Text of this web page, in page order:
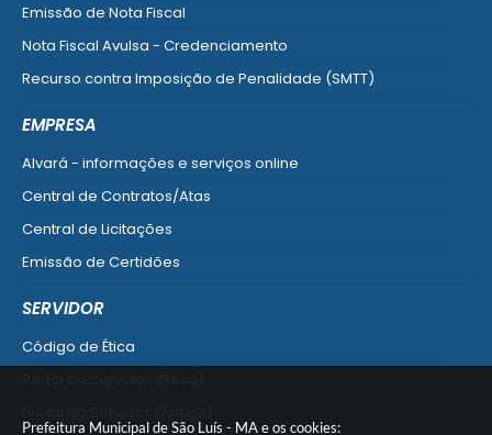
Prefeitura Municipal de São Luís - MA e os cookies:
Emissão de Nota Fiscal
Nota Fiscal Avulsa - Credenciamento
Recurso contra Imposição de Penalidade (SMTT)
EMPRESA
Alvará - informações e serviços online
Central de Contratos/Atas
Central de Licitações
Emissão de Certidões
SERVIDOR
Código de Ética